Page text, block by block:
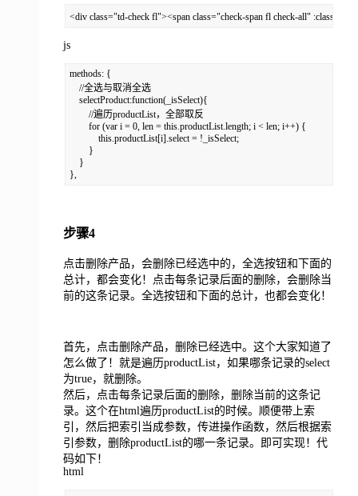
<div class="td-check fl"><span class="check-span fl check-all"
js
methods: {
//全选与取消全选
selectProduct:function(_isSelect){
//遍历productList，全部取反
for (var i = 0, len = this.productList.length; i < len; i++) {
this.productList[i].select = !_isSelect;
}
}
},
步骤4
点击删除产品，会删除已经选中的，全选按钮和下面的
总计，都会变化！点击每条记录后面的删除，会删除当
前的这条记录。全选按钮和下面的总计，也都会变化！
首先，点击删除产品，删除已经选中。这个大家知道了
怎么做了！就是遍历productList，如果哪条记录的select
为true，就删除。
然后，点击每条记录后面的删除，删除当前的这条记
录。这个在html遍历productList的时候。顺便带上索
引，然后把索引当成参数，传进操作函数，然后根据索
引参数，删除productList的哪一条记录。即可实现！代
码如下！
html